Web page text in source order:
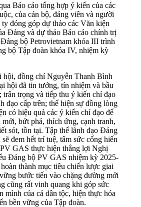
Báo cáo tổng hợp ý kiến của các
của cán bộ, đảng viên và người
đóng góp dự thảo các Văn kiện
Đảng và dự thảo Báo cáo chính trị
bộ Petrovietnam khóa III trình
bộ Tập đoàn khóa IV, nhiệm kỳ
hội, đồng chí Nguyễn Thanh Bình
hội đã tin tưởng, tín nhiệm và bầu
trân trọng và tiếp thu ý kiến chỉ đạo
đạo cấp trên; thể hiện sự đồng lòng
có hiệu quả các ý kiến chỉ đạo để
bứt phá, thích ứng, cạnh tranh,
sót, tồn tại. Tập thể lãnh đạo Đảng
đem hết trí tuệ, tâm sức cống hiến
GAS thực hiện thắng lợi Nghị
Đảng bộ PV GAS nhiệm kỳ 2025-
thành mục tiêu chiến lược giai
bước tiến vào chặng đường mới
cũng rất vinh quang khi góp sức
mình của cả dân tộc, hiện thực hóa
bền vững của Tập đoàn.